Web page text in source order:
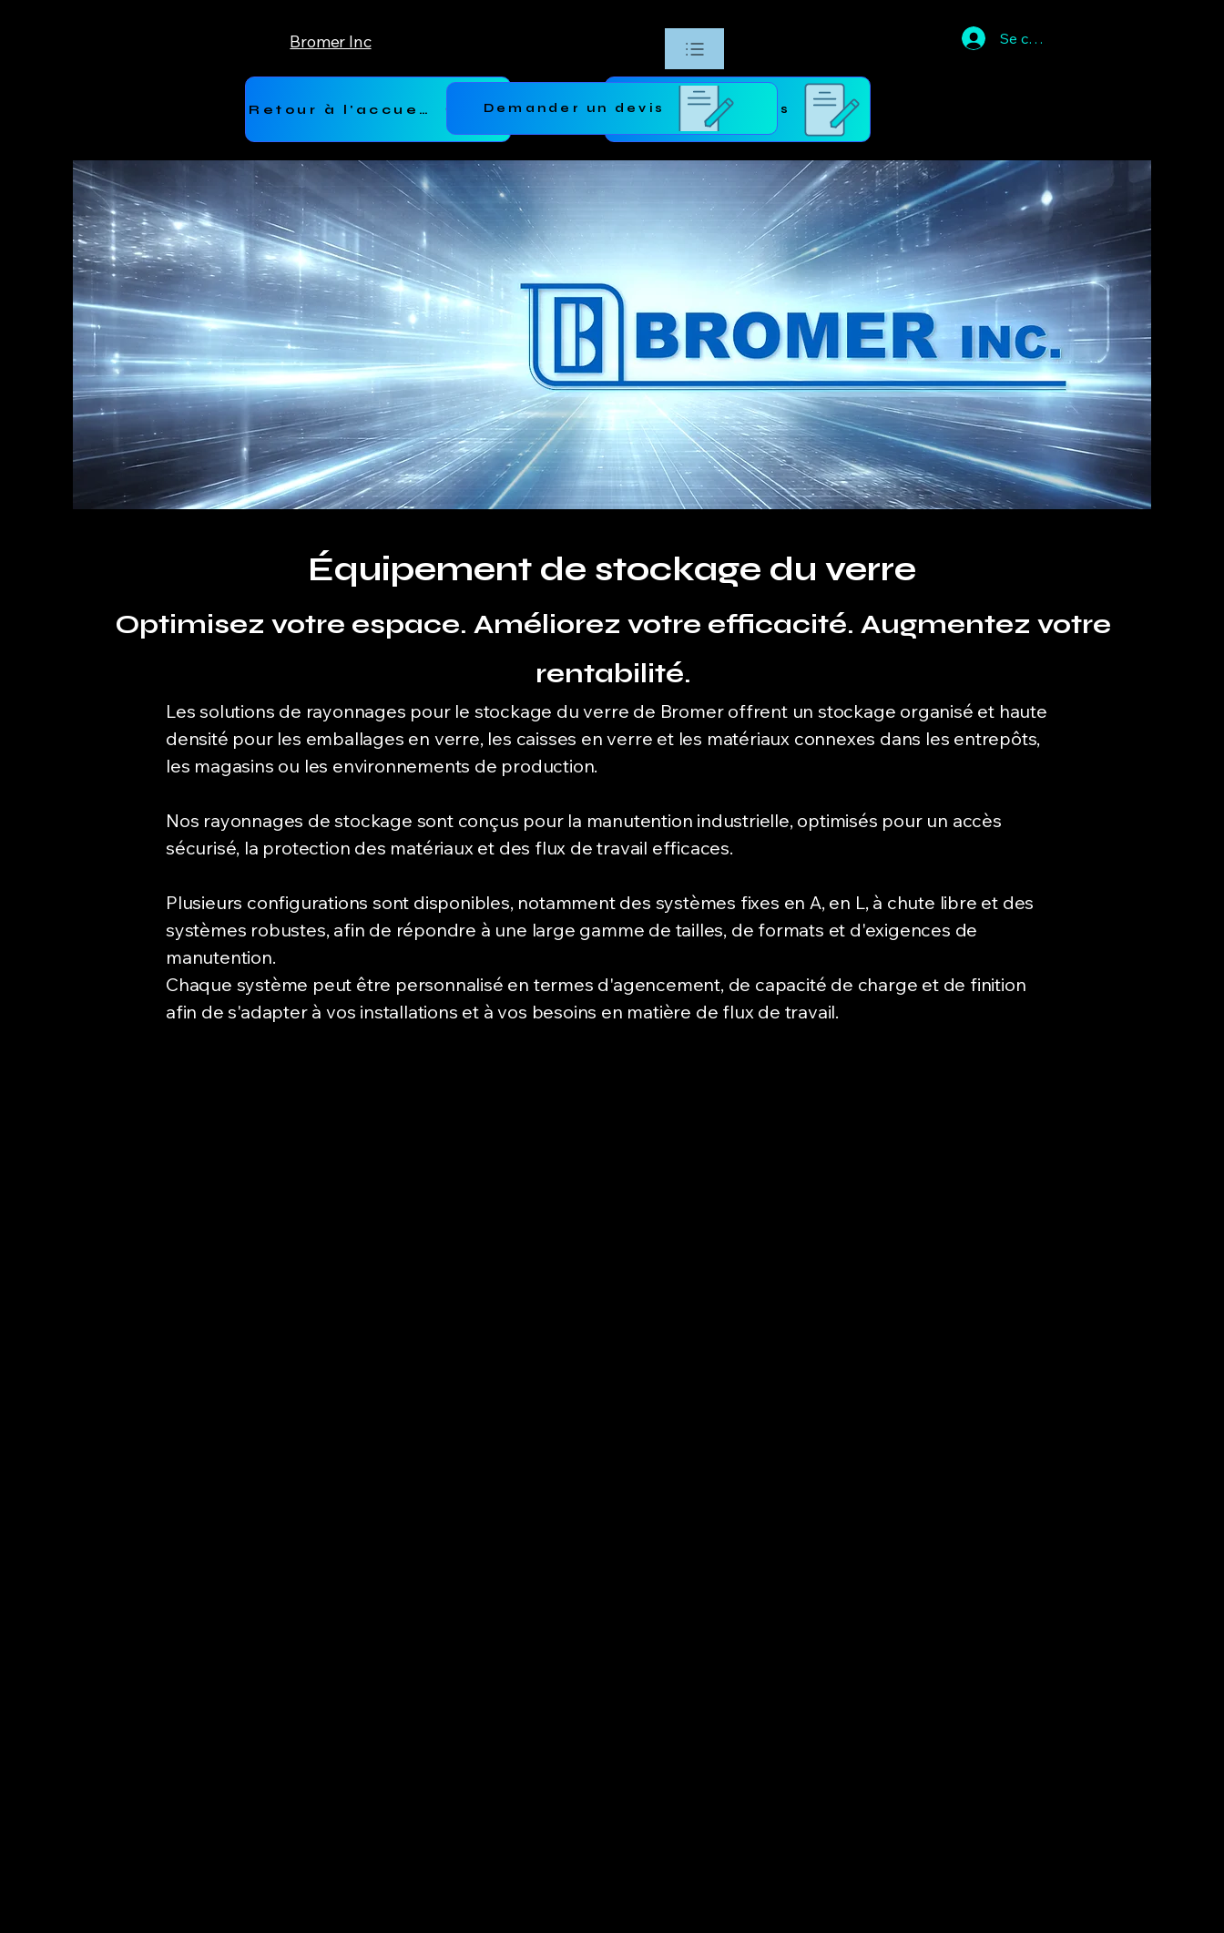
Retour à l'accueil Demander un devis
Se connecter
Bromer Inc
Demander un devis
Équipement de stockage du verre
Optimisez votre espace. Améliorez votre efficacité. Augmentez votre
rentabilité.
Les solutions de rayonnages pour le stockage du verre de Bromer offrent un stockage organisé et haute
densité pour les emballages en verre, les caisses en verre et les matériaux connexes dans les entrepôts,
les magasins ou les environnements de production.
Nos rayonnages de stockage sont conçus pour la manutention industrielle, optimisés pour un accès
sécurisé, la protection des matériaux et des flux de travail efficaces.
Plusieurs configurations sont disponibles, notamment des systèmes fixes en A, en L, à chute libre et des
systèmes robustes, afin de répondre à une large gamme de tailles, de formats et d'exigences de
manutention.
Chaque système peut être personnalisé en termes d'agencement, de capacité de charge et de finition
afin de s'adapter à vos installations et à vos besoins en matière de flux de travail.